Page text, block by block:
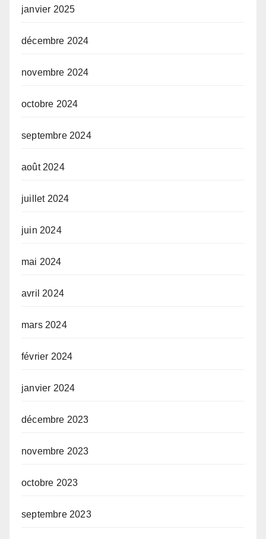
janvier 2025
décembre 2024
novembre 2024
octobre 2024
septembre 2024
août 2024
juillet 2024
juin 2024
mai 2024
avril 2024
mars 2024
février 2024
janvier 2024
décembre 2023
novembre 2023
octobre 2023
septembre 2023